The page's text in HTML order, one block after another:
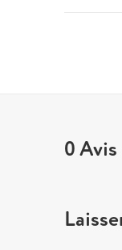
0 Avis